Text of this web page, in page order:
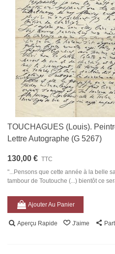
TOUCHAGUES (Louis).
Lettre Autographe (G 5267)
130,00 € TTC
"...Pensons que cette année à la belle
tambour de Toutouche (...) bientôt ce
Ajouter Au Panier
Aperçu Rapide J'aime